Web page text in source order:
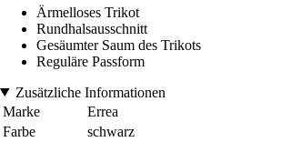
Ärmelloses Trikot
Rundhalsausschnitt
Gesäumter Saum des Trikots
Reguläre Passform
Zusätzliche Informationen
Marke
Errea
Farbe
schwarz